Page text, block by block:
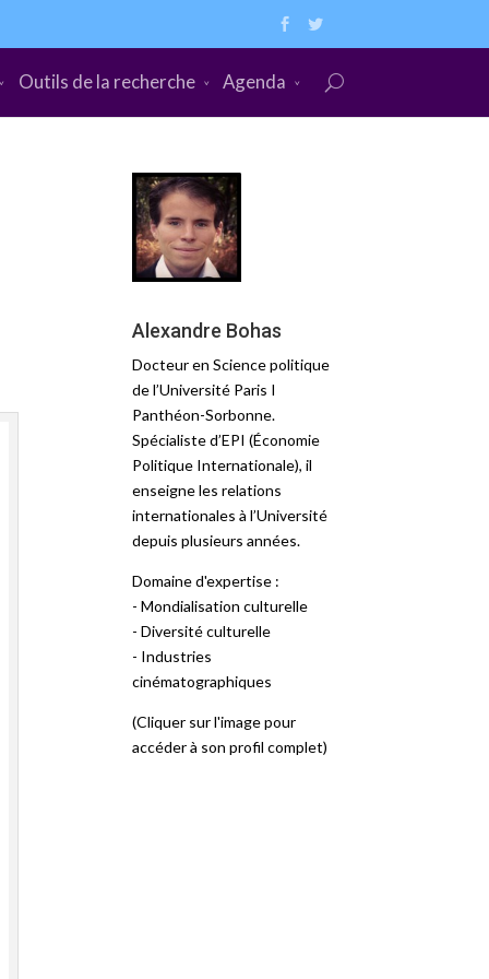
Outils de la recherche Agenda
Alexandre Bohas
Docteur en Science politique
de l’Université Paris I
Panthéon-Sorbonne.
Spécialiste d’EPI (Économie
Politique Internationale), il
enseigne les relations
internationales à l’Université
depuis plusieurs années.
Domaine d'expertise :
- Mondialisation culturelle
- Diversité culturelle
- Industries
cinématographiques
(Cliquer sur l'image pour
accéder à son profil complet)